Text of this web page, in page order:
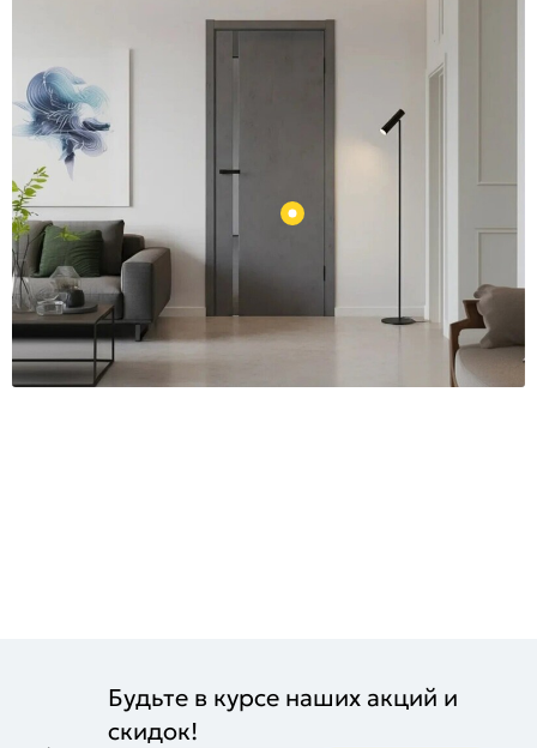
Будьте в курсе наших акций и
скидок!